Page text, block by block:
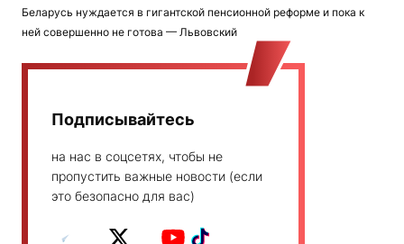
Беларусь нуждается в гигантской пенсионной реформе и пока к
ней совершенно не готова — Львовский
Подписывайтесь
на нас в соцсетях, чтобы не
пропустить важные новости (если
это безопасно для вас)